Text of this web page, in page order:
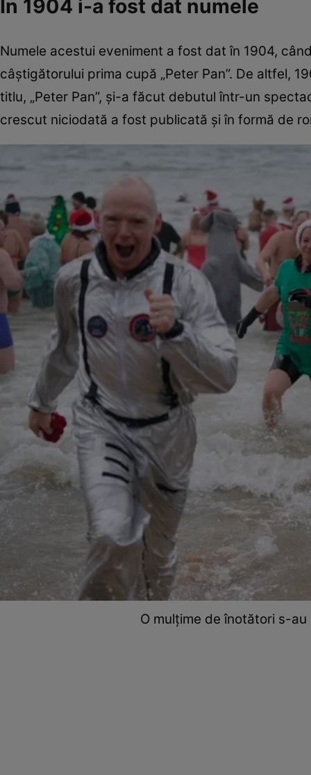
În 1904 i-a fost dat numele
Numele acestui eveniment a fost dat în 1904,
câștigătorului prima cupă „Peter Pan”. De altfel,
titlu, „Peter Pan”, și-a făcut debutul într-un
crescut niciodată a fost publicată și în formă de
O mulțime de înotători s-